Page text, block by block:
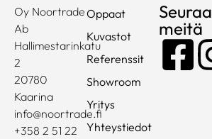
Oy Noortrade
Ab
Hallimestarinkatu
2
20780
Kaarina
info@noortrade.fi
+358 2 51 22
Oppaat
Kuvastot
Referenssit
Showroom
Yritys
Yhteystiedot
Seuraa
meitä